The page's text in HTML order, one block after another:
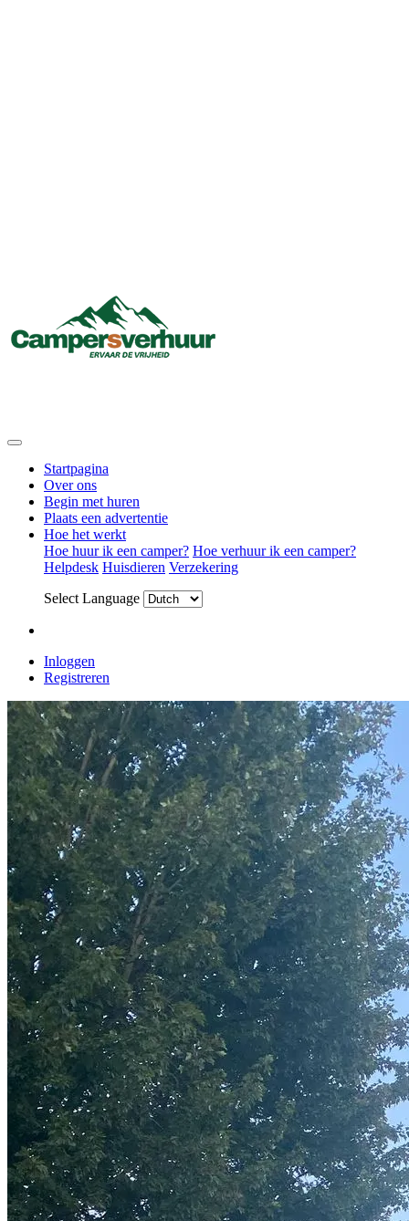
Startpagina
Over ons
Begin met huren
Plaats een advertentie
Hoe het werkt
Hoe huur ik een camper? Hoe verhuur ik een camper?
Helpdesk Huisdieren Verzekering
Select Language
Inloggen
Registreren